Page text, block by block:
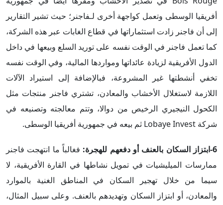
أفريقيا الوسطى وتعمل كواجهة أخرى لـفاجنر؛ حيث تشير التقارير
إلى أن فاجنر زادت استثماراتها في قطاع الغابات عبر هذه الشركة،
كما تعمل فاجنر في الوقت نفسه على توريد السلع وبيعها في داخل
الدول الأفريقية لزيادة عائداتها ومواردها المالية، وفي الوقت نفسه
تخفي أنشطتها غير المشروعة، فبالإضافة إلى استيراد الآلات
اللازمة لاستغلال الأخشاب والمعادن، تشتري فاجنر منتجات مثل
الكحول النيجيري الرخيص من دوالا، وتتم معالجته وتصنيعه في
شركة Lobaye Invest ثم بيعه في جمهورية أفريقيا الوسطى.
6-ابتزاز السكان بالعنف أو دفعهم للهجرة:
فغالباً ما انتهجت فاجنر
ممارسات الميليشيات في تمويل نشاطها في القارة الأفريقية، لا
سيما من خلال تهجير السكان في المناطق الغنية بالموارد
والمعادن، أو ابتزاز السكان وتهديدهم بالعنف. وعلى سبيل المثال،